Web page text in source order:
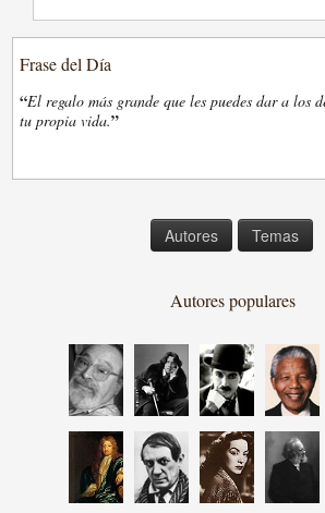
Frase del Día
“El regalo más grande que les puedes dar a los
tu propia vida.”
Autores Temas
Autores populares